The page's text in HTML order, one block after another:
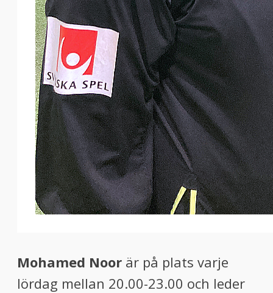
Mohamed Noor är på plats varje
lördag mellan 20.00-23.00 och leder